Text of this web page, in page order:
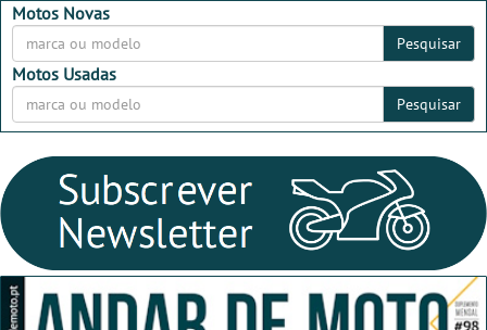
2026
Motos Novas
Pesquisar
Motos Usadas
Pesquisar